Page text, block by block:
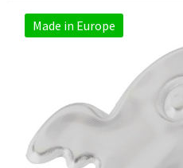
Made in Europe